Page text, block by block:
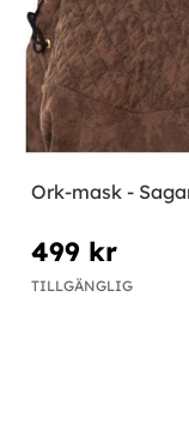
Ork-mask -
499 kr
TILLGÄNGLIG